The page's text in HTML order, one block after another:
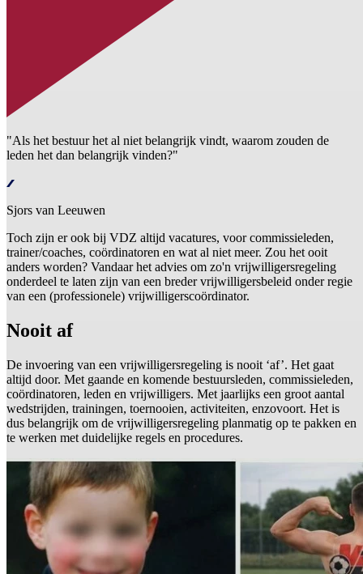
"Als het bestuur het al niet belangrijk vindt, waarom zouden de
leden het dan belangrijk vinden?"
Sjors van Leeuwen
Toch zijn er ook bij VDZ altijd vacatures, voor commissieleden,
trainer/coaches, coördinatoren en wat al niet meer. Zou het ooit
anders worden? Vandaar het advies om zo'n vrijwilligersregeling
onderdeel te laten zijn van een breder vrijwilligersbeleid onder regie
van een (professionele) vrijwilligerscoördinator.
Nooit af
De invoering van een vrijwilligersregeling is nooit ‘af’. Het gaat
altijd door. Met gaande en komende bestuursleden, commissieleden,
coördinatoren, leden en vrijwilligers. Met jaarlijks een groot aantal
wedstrijden, trainingen, toernooien, activiteiten, enzovoort. Het is
dus belangrijk om de vrijwilligersregeling planmatig op te pakken en
te werken met duidelijke regels en procedures.